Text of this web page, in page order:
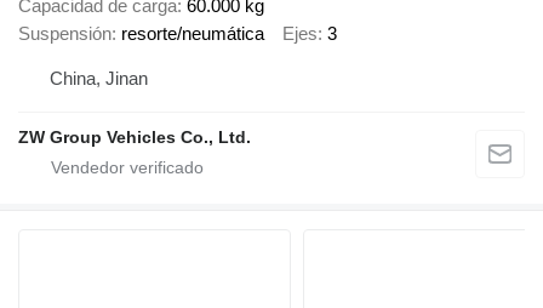
Capacidad de carga 60.000 kg
Suspensión resorte/neumática Ejes 3
China, Jinan
ZW Group Vehicles Co., Ltd.